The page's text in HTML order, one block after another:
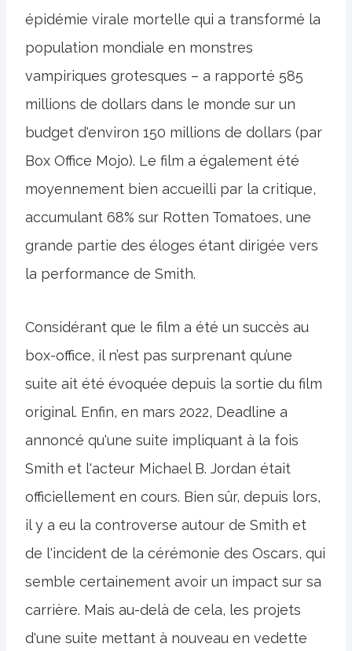
épidémie virale mortelle qui a transformé la
population mondiale en monstres
vampiriques grotesques – a rapporté 585
millions de dollars dans le monde sur un
budget d'environ 150 millions de dollars (par
Box Office Mojo). Le film a également été
moyennement bien accueilli par la critique,
accumulant 68% sur Rotten Tomatoes, une
grande partie des éloges étant dirigée vers
la performance de Smith.
Considérant que le film a été un succès au
box-office, il n’est pas surprenant qu’une
suite ait été évoquée depuis la sortie du film
original. Enfin, en mars 2022, Deadline a
annoncé qu'une suite impliquant à la fois
Smith et l'acteur Michael B. Jordan était
officiellement en cours. Bien sûr, depuis lors,
il y a eu la controverse autour de Smith et
de l'incident de la cérémonie des Oscars, qui
semble certainement avoir un impact sur sa
carrière. Mais au-delà de cela, les projets
d'une suite mettant à nouveau en vedette